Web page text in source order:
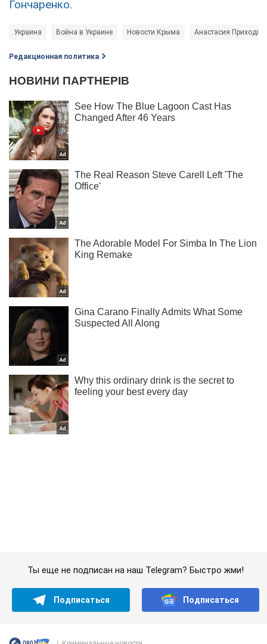
Гончаренко.
Украина Война в Украине Новости Крыма Анастасия
Редакционная политика